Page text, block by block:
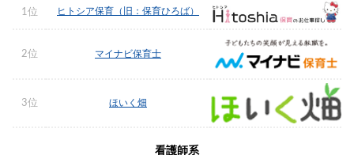
1位 ヒトシア保育（旧：保育ひろば）
2位 マイナビ保育士
3位 ほいく畑
看護師系